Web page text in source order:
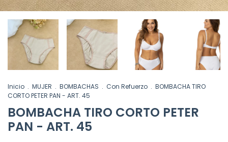
Inicio . MUJER . BOMBACHAS . Con Refuerzo . BOMBACHA TIRO
CORTO PETER PAN - ART. 45
BOMBACHA TIRO CORTO PETER
PAN - ART. 45